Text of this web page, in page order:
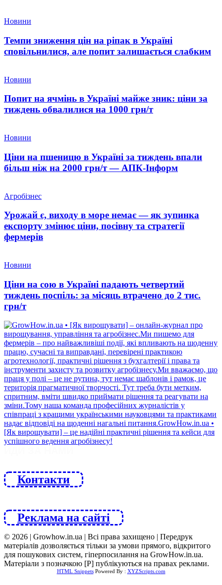
Новини
Темпи зниження цін на ріпак в Україні
сповільнилися, але попит залишається слабким
Новини
Попит на ячмінь в Україні майже зник: ціни за
тиждень обвалилися на 1000 грн/т
Новини
Ціни на пшеницю в Україні за тиждень впали
більш ніж на 2000 грн/т — АПК-Інформ
Агробізнес
Урожай є, виходу в море немає — як зупинка
експорту змінює ціни, посівну та стратегії
фермерів
Новини
Ціни на сою в Україні падають четвертий
тиждень поспіль: за місяць втрачено до 2 тис.
грн/т
Контакти
Реклама на сайті
© 2026 | Growhow.in.ua | Всі права захищено | Передрук
матеріалів дозволяється тільки за умови прямого, відкритого
для пошукових систем, гіперпосилання на GrowHow.in.ua.
Матеріали з позначкою [Р] публікуються на правах реклами.
HTML SnippetsPowered By : XYZScripts.com